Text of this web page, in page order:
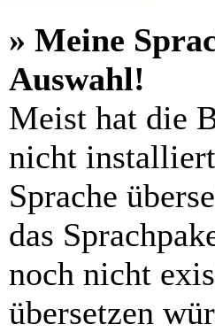
» Meine
Auswahl!
Meist hat die
nicht
Sprache
das
noch nicht
übersetzen